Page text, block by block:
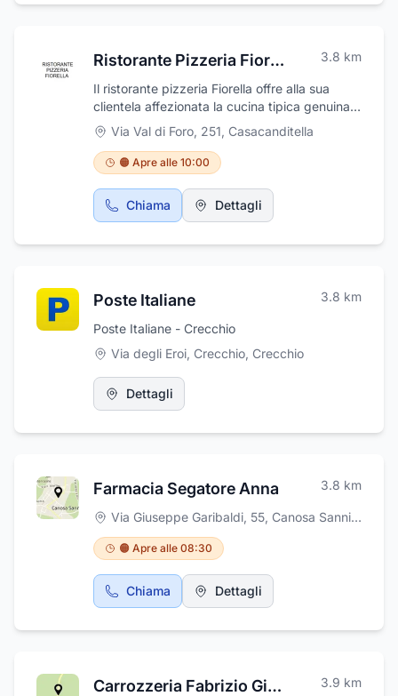
vostre esigenze.
Ristorante Pizzeria Fiorella 3.8 km
Il ristorante pizzeria Fiorella offre alla sua
clientela affezionata la cucina tipica genuina
regionale. Offrono una grande scelta di vini ed
è una pizzeria con forno a legna. Si trova in
via Val di Foro 251 a Casacanditella, in
provincia di Chieti. Per contattare telefonare
ai numeri seguenti (0871)890081 -
3383733866 - 3381117937_ Ristorante
Via Val di Foro, 251, Casacanditella
🟠 Apre alle 10:00
Chiama Dettagli
Poste Italiane 3.8 km
Poste Italiane - Crecchio
Via degli Eroi, Crecchio, Crecchio
Dettagli
Farmacia Segatore Anna 3.8 km
Via Giuseppe Garibaldi, 55, Canosa Sannita
🟠 Apre alle 08:30
Chiama Dettagli
Carrozzeria Fabrizio Giuseppe 3.9 km